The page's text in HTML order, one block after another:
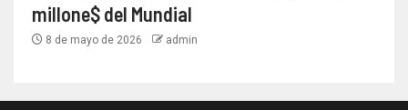
millone$ del Mundial
8 de mayo de 2026 admin